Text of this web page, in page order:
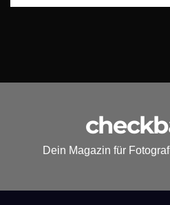
Dein Magazin für